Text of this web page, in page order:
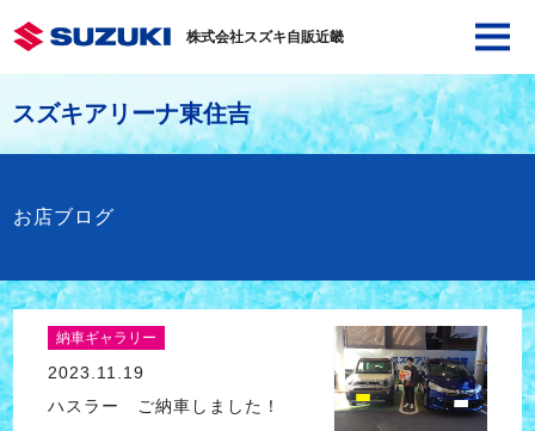
株式会社スズキ自販近畿
スズキアリーナ東住吉
お店ブログ
納車ギャラリー
2023.11.19
ハスラー ご納車しました！